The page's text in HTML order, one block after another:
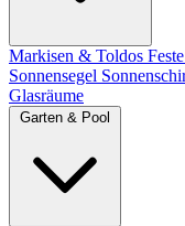
Markisen & Toldos
Sonnensegel
Glasräume